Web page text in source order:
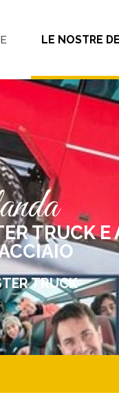
LE NOSTRE
TRUCK E
TRUCK